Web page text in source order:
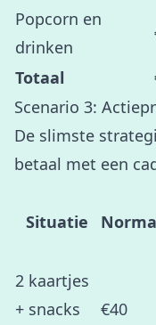
Popcorn en
drinken
Totaal
Scenario 3:
De slimste
betaal met een
Situatie
2 kaartjes
+ snacks
€40